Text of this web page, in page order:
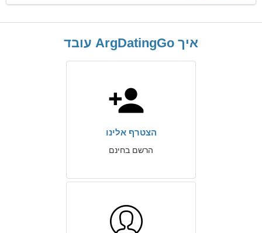
איך ArgDatingGo עובד
הצטרף אלינו
הרשם בחינם